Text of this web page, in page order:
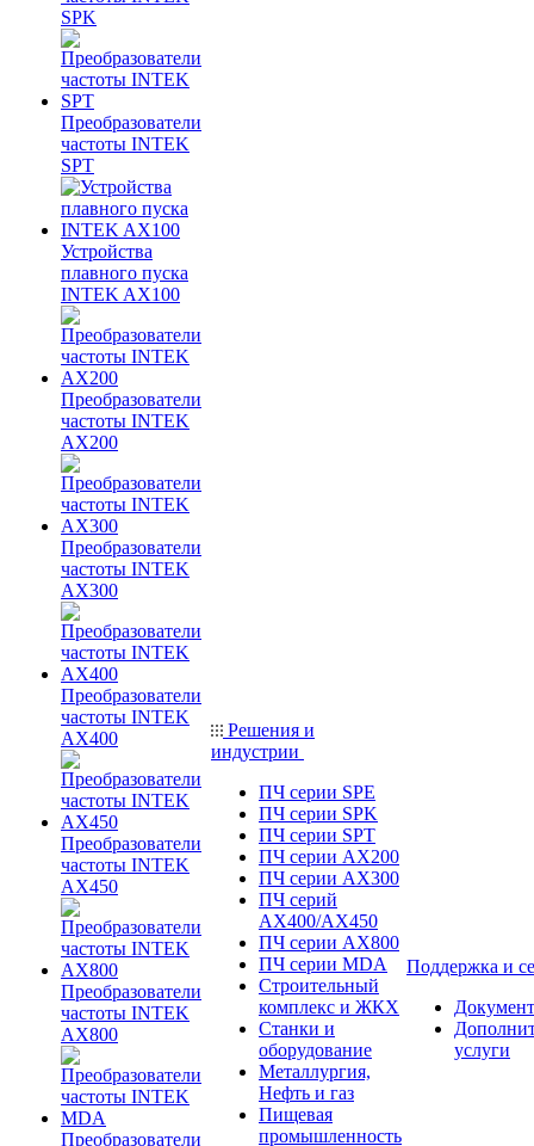
SPK
Преобразователи
частоты INTEK
SPT
Устройства
плавного пуска
INTEK AX100
Преобразователи
частоты INTEK
AX200
Преобразователи
частоты INTEK
AX300
Преобразователи
частоты INTEK
AX400
Преобразователи
частоты INTEK
AX450
Преобразователи
частоты INTEK
AX800
Преобразователи
Решения и
индустрии
ПЧ серии SPE
ПЧ серии SPK
ПЧ серии SPT
ПЧ серии AX200
ПЧ серии AX300
ПЧ серий
AX400/AX450
ПЧ серии AX800
ПЧ серии MDA
Строительный
комплекс и ЖКХ
Станки и
оборудование
Металлургия,
Нефть и газ
Пищевая
промышленность
Поддержка и
услуги